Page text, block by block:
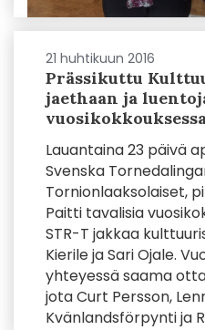
21 huhtikuun 2016
Prässikuttu
jaethaan ja
Lauantaina 23 päivä
Svenska
Tornionlaaksolaiset,
Paitti tavalisia
STR-T jakkaa
Kierile ja Sari Ojale.
yhteyessä saama
jota Curt Persson,
Kvänlandsförpynti ja